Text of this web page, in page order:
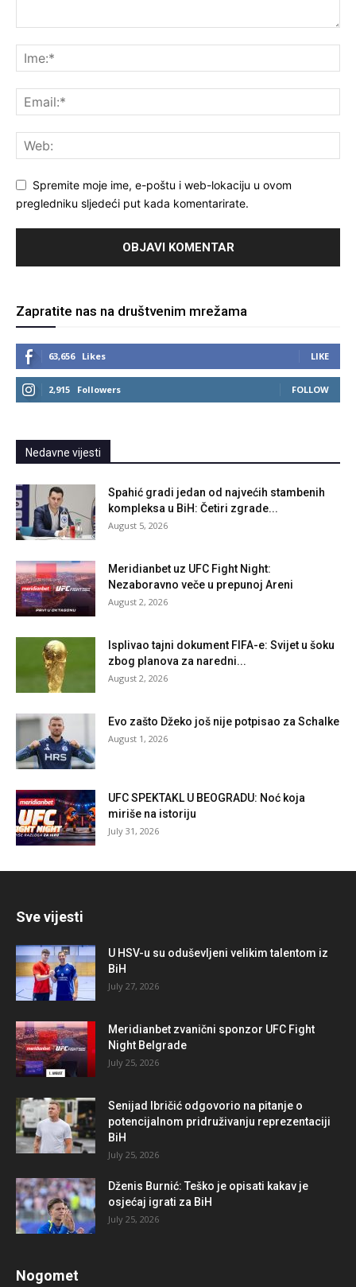
Spremite moje ime, e-poštu i web-lokaciju u ovom
pregledniku sljedeći put kada komentarirate.
Zapratite nas na društvenim mrežama
63,656 Likes LIKE
2,915 Followers FOLLOW
Nedavne vijesti
Spahić gradi jedan od najvećih stambenih
kompleksa u BiH: Četiri zgrade...
August 5, 2026
Meridianbet uz UFC Fight Night:
Nezaboravno veče u prepunoj Areni
August 2, 2026
Isplivao tajni dokument FIFA-e: Svijet u šoku
zbog planova za naredni...
August 2, 2026
Evo zašto Džeko još nije potpisao za Schalke
August 1, 2026
UFC SPEKTAKL U BEOGRADU: Noć koja
miriše na istoriju
July 31, 2026
Sve vijesti
U HSV-u su oduševljeni velikim talentom iz
BiH
July 27, 2026
Meridianbet zvanični sponzor UFC Fight
Night Belgrade
July 25, 2026
Senijad Ibričić odgovorio na pitanje o
potencijalnom pridruživanju reprezentaciji
BiH
July 25, 2026
Dženis Burnić: Teško je opisati kakav je
osjećaj igrati za BiH
July 25, 2026
Nogomet